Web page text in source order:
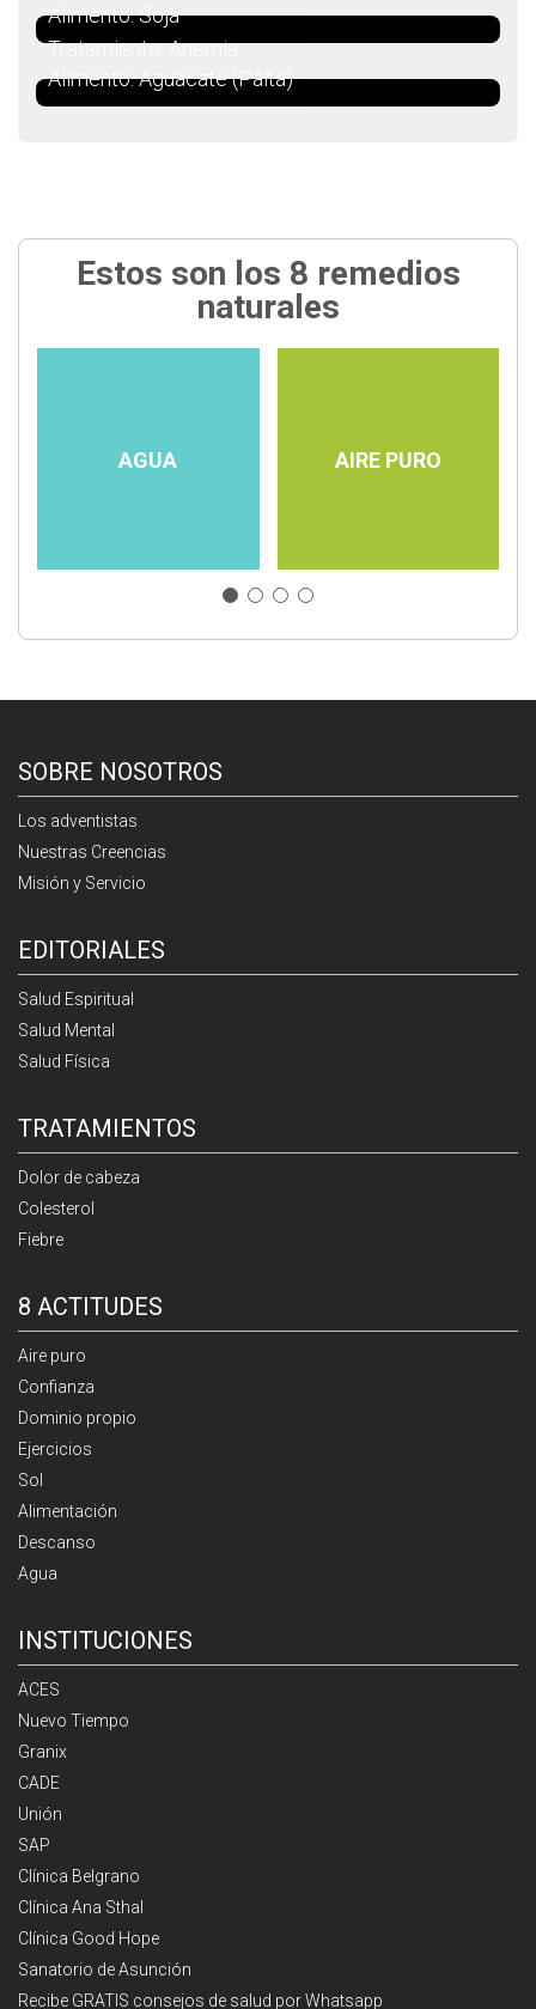
Alimento: Soja
Tratamiento: Anemia
Alimento: Aguacate (Palta)
Estos son los 8 remedios
naturales
AGUA AIRE PURO
SOBRE NOSOTROS
Los adventistas
Nuestras Creencias
Misión y Servicio
EDITORIALES
Salud Espiritual
Salud Mental
Salud Física
TRATAMIENTOS
Dolor de cabeza
Colesterol
Fiebre
8 ACTITUDES
Aire puro
Confianza
Dominio propio
Ejercicios
Sol
Alimentación
Descanso
Agua
INSTITUCIONES
ACES
Nuevo Tiempo
Granix
CADE
Unión
SAP
Clínica Belgrano
Clínica Ana Sthal
Clínica Good Hope
Sanatorio de Asunción
Recibe GRATIS consejos de salud por Whatsapp